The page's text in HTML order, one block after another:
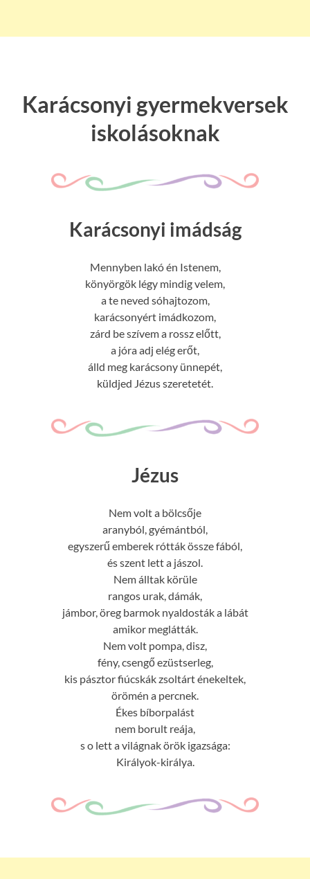
Karácsonyi gyermekversek
iskolásoknak
Karácsonyi imádság
Mennyben lakó én Istenem,
könyörgök légy mindig velem,
a te neved sóhajtozom,
karácsonyért imádkozom,
zárd be szívem a rossz előtt,
a jóra adj elég erőt,
álld meg karácsony ünnepét,
küldjed Jézus szeretetét.
Jézus
Nem volt a bölcsője
aranyból, gyémántból,
egyszerű emberek rótták össze fából,
és szent lett a jászol.
Nem álltak körüle
rangos urak, dámák,
jámbor, öreg barmok nyaldosták a lábát
amikor meglátták.
Nem volt pompa, disz,
fény, csengő ezüstserleg,
kis pásztor fiúcskák zsoltárt énekeltek,
örömén a percnek.
Ékes bíborpalást
nem borult reája,
s o lett a világnak örök igazsága:
Királyok-királya.